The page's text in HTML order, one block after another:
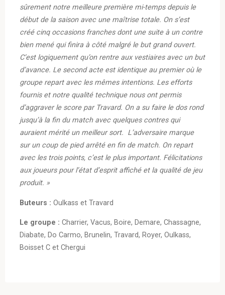
sûrement notre meilleure première mi-temps depuis le
début de la saison avec une maîtrise totale. On s’est
créé cinq occasions franches dont une suite à un contre
bien mené qui finira à côté malgré le but grand ouvert.
C’est logiquement qu’on rentre aux vestiaires avec un but
d’avance. Le second acte est identique au premier où le
groupe repart avec les mêmes intentions. Les efforts
fournis et notre qualité technique nous ont permis
d’aggraver le score par Travard. On a su faire le dos rond
jusqu’à la fin du match avec quelques contres qui
auraient mérité un meilleur sort. L’adversaire marque
sur un coup de pied arrêté en fin de match. On repart
avec les trois points, c’est le plus important. Félicitations
aux joueurs pour l’état d’esprit affiché et la qualité de jeu
produit. »
Buteurs : Oulkass et Travard
Le groupe : Charrier, Vacus, Boire, Demare, Chassagne,
Diabate, Do Carmo, Brunelin, Travard, Royer, Oulkass,
Boisset C et Chergui